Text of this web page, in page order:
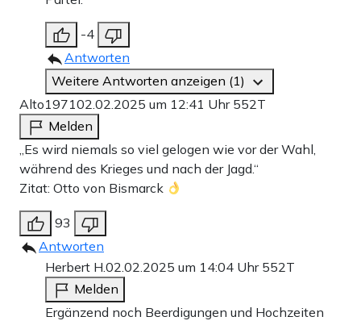
-4
Antworten
Weitere Antworten anzeigen (1)
Alto197102.02.2025 um 12:41 Uhr 552T
Melden
„Es wird niemals so viel gelogen wie vor der Wahl,
während des Krieges und nach der Jagd.“
Zitat: Otto von Bismarck
93
Antworten
Herbert H.02.02.2025 um 14:04 Uhr 552T
Melden
Ergänzend noch Beerdigungen und Hochzeiten